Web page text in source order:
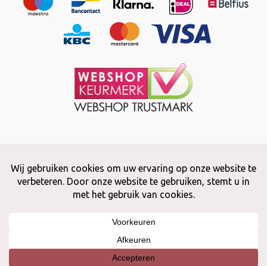
Copyright © 2026 Snuffelstore
Adax BV - 0032 (0)50 66 56 51 -info@snuffelstore.be
Created byWeCodeIT